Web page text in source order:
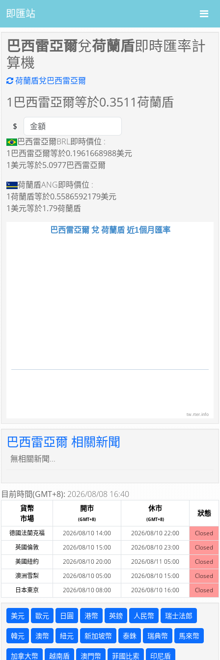
即匯站
巴西雷亞爾兌荷蘭盾即時匯率計
算機
荷蘭盾兌巴西雷亞爾
1 巴西雷亞爾等於0.3511荷蘭盾
Amount
$
巴西雷亞爾BRL即時價位 :
1巴西雷亞爾等於0.1961668988美元
1美元等於5.0977巴西雷亞爾
荷蘭盾ANG即時價位 :
1荷蘭盾等於0.5586592179美元
1美元等於1.79荷蘭盾
巴西雷亞爾 兌 荷蘭盾 近1個月匯率
tw.rter.info
巴西雷亞爾 相關新聞
無相關新聞...
目前時間(GMT+8): 2026/08/08 16:40
貨幣
市場
開市
(GMT+8)
休市
(GMT+8)
狀態
德國法蘭克福 2026/08/10 14:00 2026/08/10 22:00
Closed
英國倫敦
2026/08/10 15:00 2026/08/10 23:00
Closed
美國紐約
2026/08/10 20:00 2026/08/11 05:00
Closed
澳洲雪梨
2026/08/10 05:00 2026/08/10 15:00
Closed
日本東京
2026/08/10 08:00 2026/08/10 16:00 Closed
美元 歐元 日圓 港幣 英鎊 人民幣 瑞士法郎
韓元 澳幣 紐元 新加坡幣 泰銖 瑞典幣 馬來幣
加拿大幣 越南盾 澳門幣 菲國比索 印尼盾